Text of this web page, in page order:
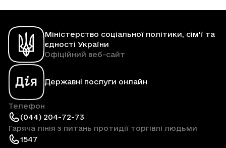
Міністерство соціальної політики, сім'ї та
єдності України
Офіційний веб-сайт
Державні послуги онлайн
Телефон
(044) 204-72-73
Гаряча лінія з питань протидії торгівлі людьми
1547